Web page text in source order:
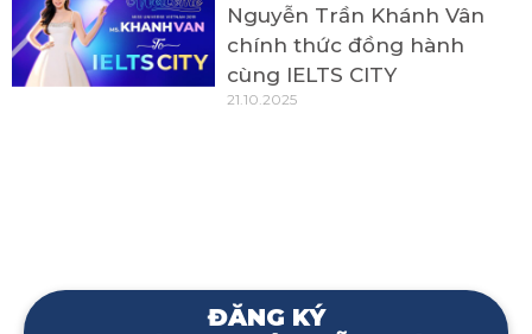
Nguyễn Trần Khánh Vân
chính thức đồng hành
cùng IELTS CITY
21.10.2025
ĐĂNG KÝ